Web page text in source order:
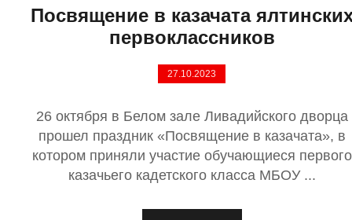
Посвящение в казачата
первоклассников
27.10.2023
26 октября в Белом зале Ливадийского дворца
прошел праздник «Посвящение в казачата», в
котором приняли участие обучающиеся первого
казачьего кадетского класса МБОУ ...